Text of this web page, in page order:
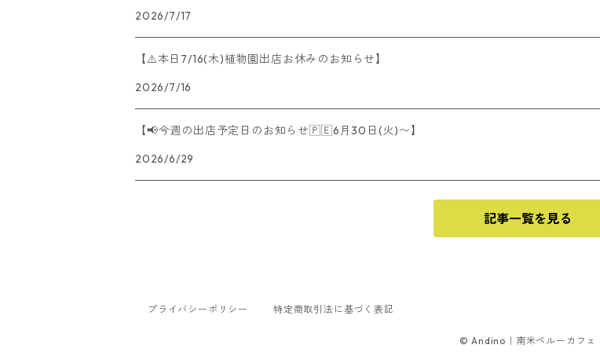
2026/7/17
【⚠️本日7/16(木)植物園出店お休みのお知らせ】
2026/7/16
【📢今週の出店予定日のお知らせ🇵🇪6月30日(火)〜】
2026/6/29
記事一覧を見る
プライバシーポリシー 特定商取引法に基づく表記
© Andino｜南米ペルーカフェ